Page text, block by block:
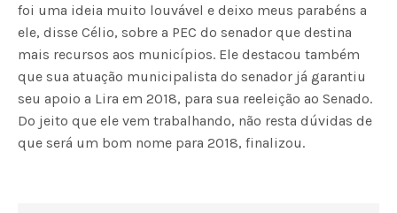
foi uma ideia muito louvável e deixo meus parabéns a
ele, disse Célio, sobre a PEC do senador que destina
mais recursos aos municípios. Ele destacou também
que sua atuação municipalista do senador já garantiu
seu apoio a Lira em 2018, para sua reeleição ao Senado.
Do jeito que ele vem trabalhando, não resta dúvidas de
que será um bom nome para 2018, finalizou.